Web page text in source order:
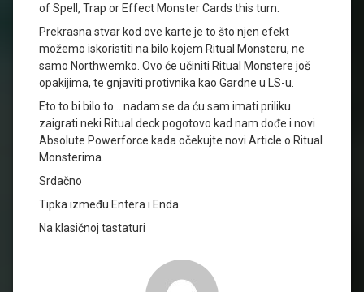
of Spell, Trap or Effect Monster Cards this turn.
Prekrasna stvar kod ove karte je to što njen efekt
možemo iskoristiti na bilo kojem Ritual Monsteru, ne
samo Northwemko. Ovo će učiniti Ritual Monstere još
opakijima, te gnjaviti protivnika kao Gardne u LS-u.
Eto to bi bilo to… nadam se da ću sam imati priliku
zaigrati neki Ritual deck pogotovo kad nam dođe i novi
Absolute Powerforce kada očekujte novi Article o Ritual
Monsterima.
Srdačno
Tipka između Entera i Enda
Na klasičnoj tastaturi